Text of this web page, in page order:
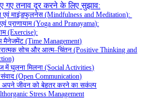
गए तनाव दूर करने के लिए सुझाव:
एवं माइंडफुलनेस (Mindfulness and Meditation):
प्राणायाम (Yoga and Pranayama):
(Exercise):
मैनेजमेंट (Time Management)
सोच और आत्म–चिंतन (Positive Thinking and
में घुलना मिलना (Social Activities)
(Open Communication)
जीवन को बेहतर करने का सकंल्प
Stress Management